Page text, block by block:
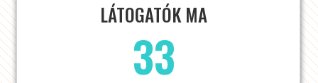
LÁTOGATÓK MA
33